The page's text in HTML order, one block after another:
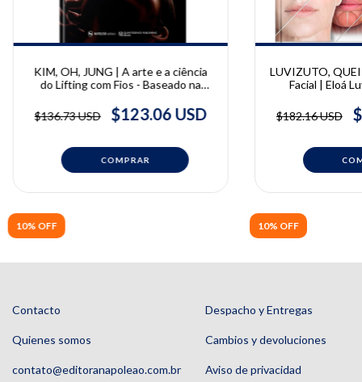
10% OFF
KIM, OH, JUNG | A arte e a ciência
do Lifting com Fios - Baseado na
Bongcheol Kim, Seungmin Oh,
Wonsug Jung
$136.73 USD $123.06 USD
10% OFF
LUVIZUTO,
Facial | Eloá
$182.16 USD
Contacto
Quienes somos
contato@editoranapoleao.com.br
Despacho y Entregas
Cambios y devoluciones
Aviso de privacidad